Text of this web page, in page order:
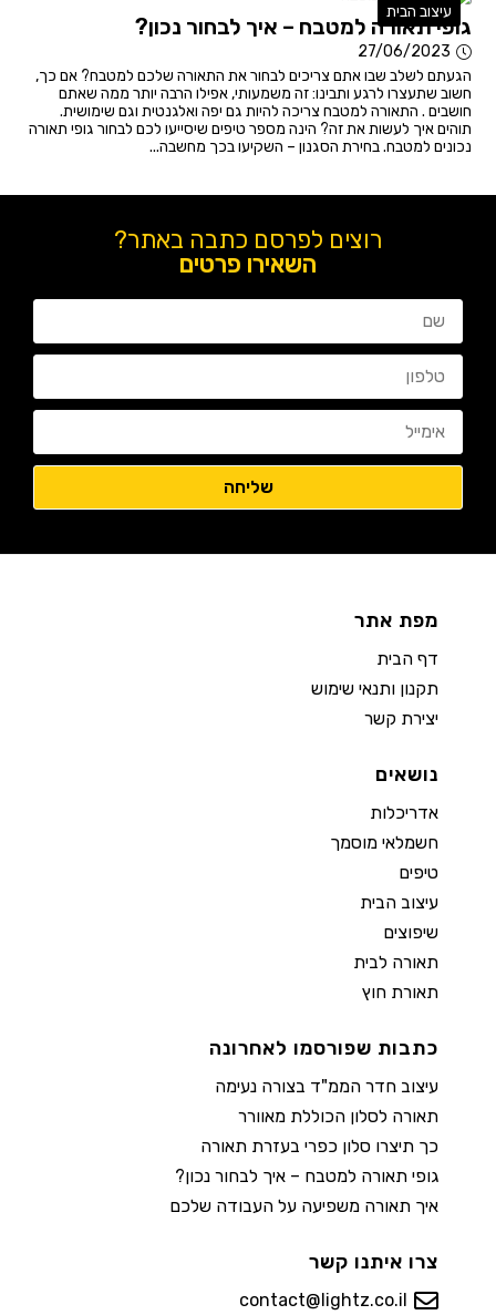
עיצוב הבית
גופי תאורה למטבח – איך לבחור נכון?
27/06/2023
הגעתם לשלב שבו אתם צריכים לבחור את התאורה שלכם למטבח? אם כך,
חשוב שתעצרו לרגע ותבינו: זה משמעותי, אפילו הרבה יותר ממה שאתם
חושבים . התאורה למטבח צריכה להיות גם יפה ואלגנטית וגם שימושית.
תוהים איך לעשות את זה? הינה מספר טיפים שיסייעו לכם לבחור גופי תאורה
נכונים למטבח. בחירת הסגנון – השקיעו בכך מחשבה...
רוצים לפרסם כתבה באתר?
השאירו פרטים
מפת אתר
דף הבית
תקנון ותנאי שימוש
יצירת קשר
נושאים
אדריכלות
חשמלאי מוסמך
טיפים
עיצוב הבית
שיפוצים
תאורה לבית
תאורת חוץ
כתבות שפורסמו לאחרונה
עיצוב חדר הממ"ד בצורה נעימה
תאורה לסלון הכוללת מאוורר
כך תיצרו סלון כפרי בעזרת תאורה
גופי תאורה למטבח – איך לבחור נכון?
איך תאורה משפיעה על העבודה שלכם
צרו איתנו קשר
contact@lightz.co.il